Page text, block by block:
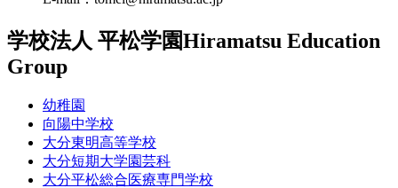
学校法人 平松学園Hiramatsu Education
Group
幼稚園
向陽中学校
大分東明高等学校
大分短期大学園芸科
大分平松総合医療専門学校